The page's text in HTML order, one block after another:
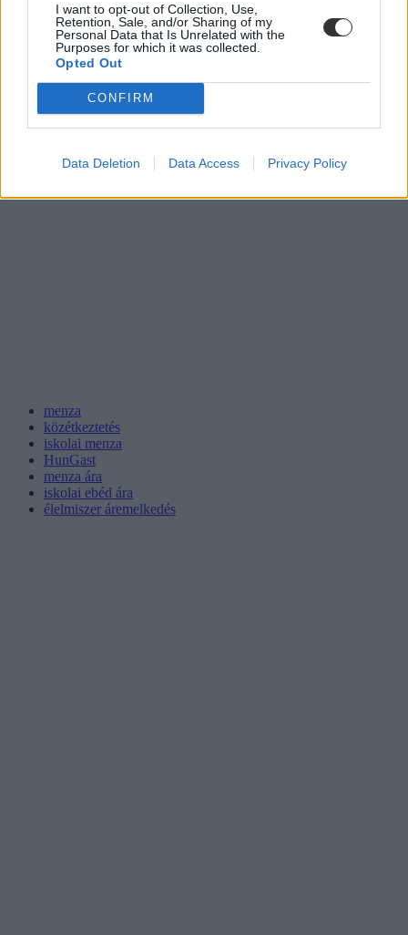
I want to opt-out of Collection, Use,
Retention, Sale, and/or Sharing of my
Personal Data that Is Unrelated with the
Purposes for which it was collected.
Opted Out
CONFIRM
Data Deletion Data Access Privacy Policy
menza
közétkeztetés
iskolai menza
HunGast
menza ára
iskolai ebéd ára
élelmiszer áremelkedés